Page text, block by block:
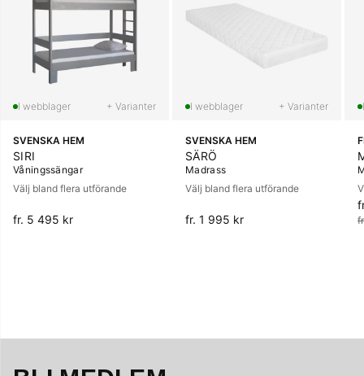
+ Varianter
SVENSKA HEM
SIRI
Våningssängar
Välj bland flera utförande
fr. 5 495 kr
+ Varianter
SVENSKA HEM
SÄRÖ
Madrass
Välj bland flera utförande
fr. 1 995 kr